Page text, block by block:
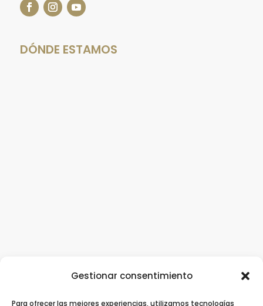
Gestionar consentimiento
Para ofrecer las mejores experiencias, utilizamos tecnologías
DÓNDE ESTAMOS